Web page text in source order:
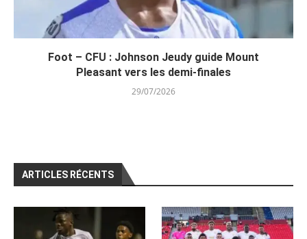
Foot – CFU : Johnson Jeudy guide Mount
Pleasant vers les demi-finales
29/07/2026
ARTICLES RÉCENTS